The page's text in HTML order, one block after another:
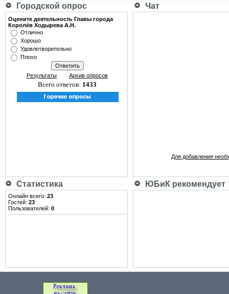
Городской опрос Чат
Оцените деятельность Главы города
Королёв Ходырева А.Н.
Отлично
Хорошо
Удовлетворительно
Плохо
Результаты Архив опросов
Всего ответов: 1433
Для добавления
Статистика ЮБиК рекомендует
Онлайн всего: 23
Гостей: 23
Пользователей: 0